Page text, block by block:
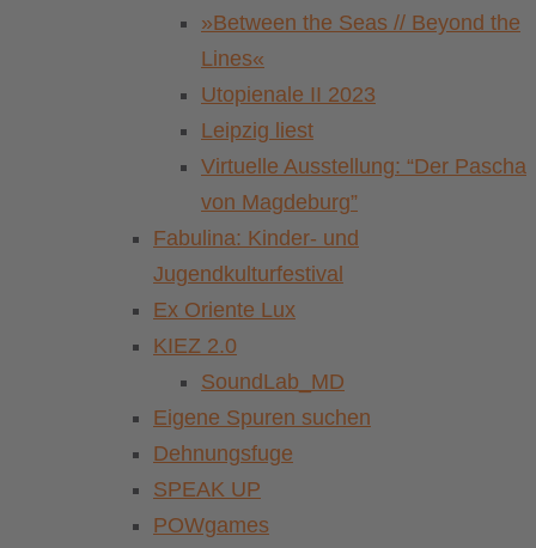
»Between the Seas // Beyond the
Lines«
Utopienale II 2023
Leipzig liest
Virtuelle Ausstellung: “Der Pascha
von Magdeburg”
Fabulina: Kinder- und
Jugendkulturfestival
Ex Oriente Lux
KIEZ 2.0
SoundLab_MD
Eigene Spuren suchen
Dehnungsfuge
SPEAK UP
POWgames